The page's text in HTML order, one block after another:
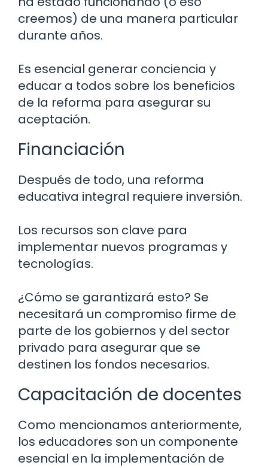
creemos) de una manera particular
durante años.
Es esencial generar conciencia y
educar a todos sobre los beneficios
de la reforma para asegurar su
aceptación.
Financiación
Después de todo, una reforma
educativa integral requiere inversión.
Los recursos son clave para
implementar nuevos programas y
tecnologías.
¿Cómo se garantizará esto? Se
necesitará un compromiso firme de
parte de los gobiernos y del sector
privado para asegurar que se
destinen los fondos necesarios.
Capacitación de docentes
Como mencionamos anteriormente,
los educadores son un componente
esencial en la implementación de